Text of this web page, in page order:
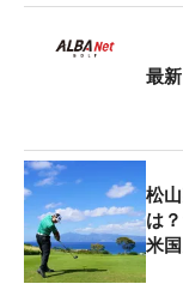
最
松
は
米